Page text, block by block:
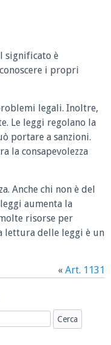
significato è
i propri
legali. Inoltre,
Le leggi regolano la
portare a sanzioni.
la consapevolezza
Anche chi non è del
aumenta la
risorse per
lettura delle leggi è un
« Art. 1131